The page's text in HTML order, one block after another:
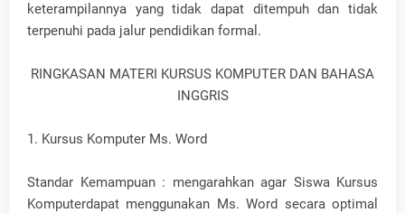
keterampilannya yang tidak dapat ditempuh dan tidak
terpenuhi pada jalur pendidikan formal.
RINGKASAN MATERI KURSUS KOMPUTER DAN BAHASA
INGGRIS
1. Kursus Komputer Ms. Word
Standar Kemampuan : mengarahkan agar Siswa Kursus
Komputerdapat menggunakan Ms. Word secara optimal